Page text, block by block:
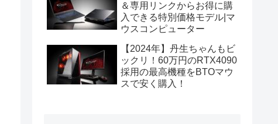
＆専用リンクからお得に購
入できる特別価格モデル|マ
ウスコンピューター
【2024年】丹生ちゃんもビ
ックリ！60万円のRTX4090
採用の最高機種をBTOマウ
スで安く購入！